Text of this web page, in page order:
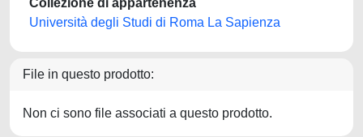
Collezione di appartenenza
Università degli Studi di Roma La Sapienza
File in questo prodotto:
Non ci sono file associati a questo prodotto.